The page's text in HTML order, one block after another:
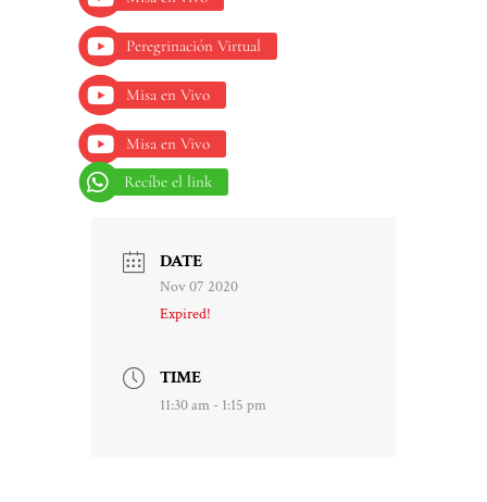
Peregrinación Virtual
Misa en Vivo
Misa en Vivo
Recíbe el link
DATE
Nov 07 2020
Expired!
TIME
11:30 am - 1:15 pm